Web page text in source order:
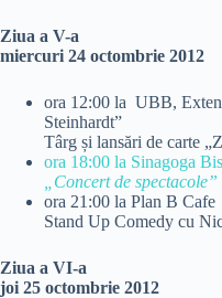
Ziua a V-a
miercuri 24 octombrie 2012
ora 12:00 la UBB,
Steinhardt”
Târg și lansări de carte
ora 18:00 la Sinagoga
„Concert de spectacole”
ora 21:00 la Plan B Cafe
Stand Up Comedy cu
Ziua a VI-a
joi 25 octombrie 2012